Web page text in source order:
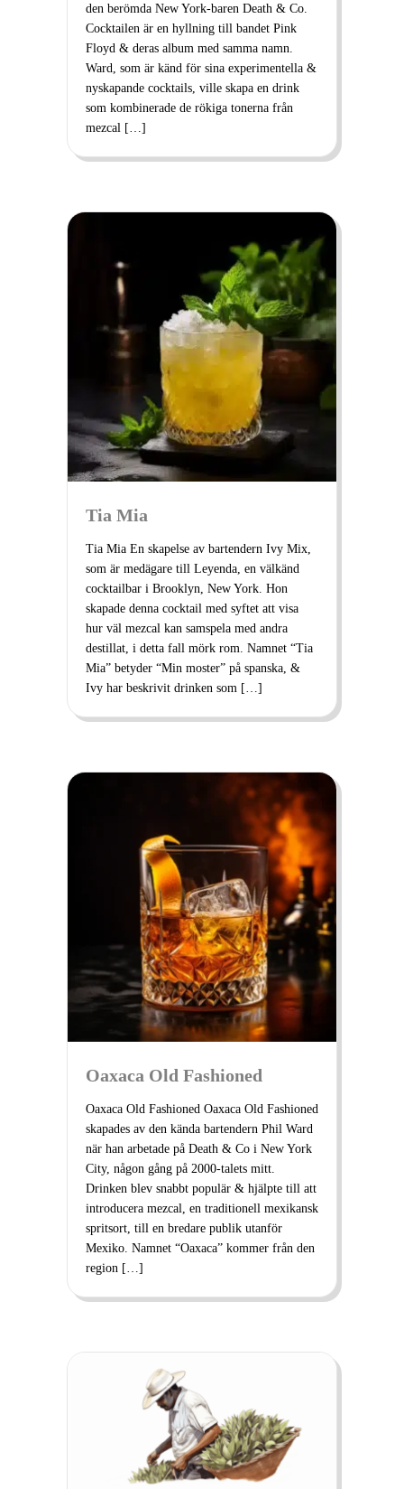
den berömda New York-baren Death & Co.
Cocktailen är en hyllning till bandet Pink
Floyd & deras album med samma namn.
Ward, som är känd för sina experimentella &
nyskapande cocktails, ville skapa en drink
som kombinerade de rökiga tonerna från
mezcal […]
Tia Mia
Tia Mia En skapelse av bartendern Ivy Mix,
som är medägare till Leyenda, en välkänd
cocktailbar i Brooklyn, New York. Hon
skapade denna cocktail med syftet att visa
hur väl mezcal kan samspela med andra
destillat, i detta fall mörk rom. Namnet “Tia
Mia” betyder “Min moster” på spanska, &
Ivy har beskrivit drinken som […]
Oaxaca Old Fashioned
Oaxaca Old Fashioned Oaxaca Old Fashioned
skapades av den kända bartendern Phil Ward
när han arbetade på Death & Co i New York
City, någon gång på 2000-talets mitt.
Drinken blev snabbt populär & hjälpte till att
introducera mezcal, en traditionell mexikansk
spritsort, till en bredare publik utanför
Mexiko. Namnet “Oaxaca” kommer från den
region […]